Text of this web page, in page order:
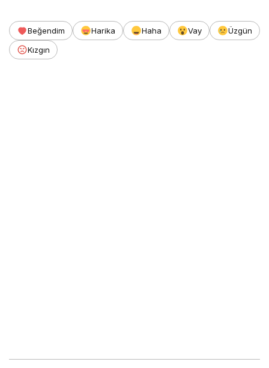
Beğendim Harika Haha Vay
Üzgün
Kızgın